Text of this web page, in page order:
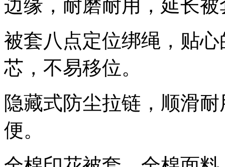
边缘，耐磨耐用，延长
被套八点定位绑绳，贴
芯，不易移位。
隐藏式防尘拉链，顺滑
便。